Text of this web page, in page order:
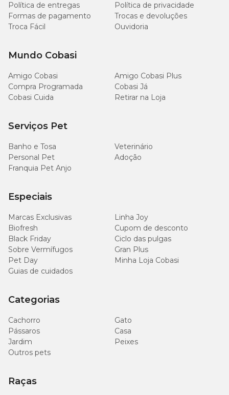
Política de entregas
Política de privacidade
Formas de pagamento
Trocas e devoluções
Troca Fácil
Ouvidoria
Mundo Cobasi
Amigo Cobasi
Amigo Cobasi Plus
Compra Programada
Cobasi Já
Cobasi Cuida
Retirar na Loja
Serviços Pet
Banho e Tosa
Veterinário
Personal Pet
Adoção
Franquia Pet Anjo
Especiais
Marcas Exclusivas
Linha Joy
Biofresh
Cupom de desconto
Black Friday
Ciclo das pulgas
Sobre Vermífugos
Gran Plus
Pet Day
Minha Loja Cobasi
Guias de cuidados
Categorias
Cachorro
Gato
Pássaros
Casa
Jardim
Peixes
Outros pets
Raças